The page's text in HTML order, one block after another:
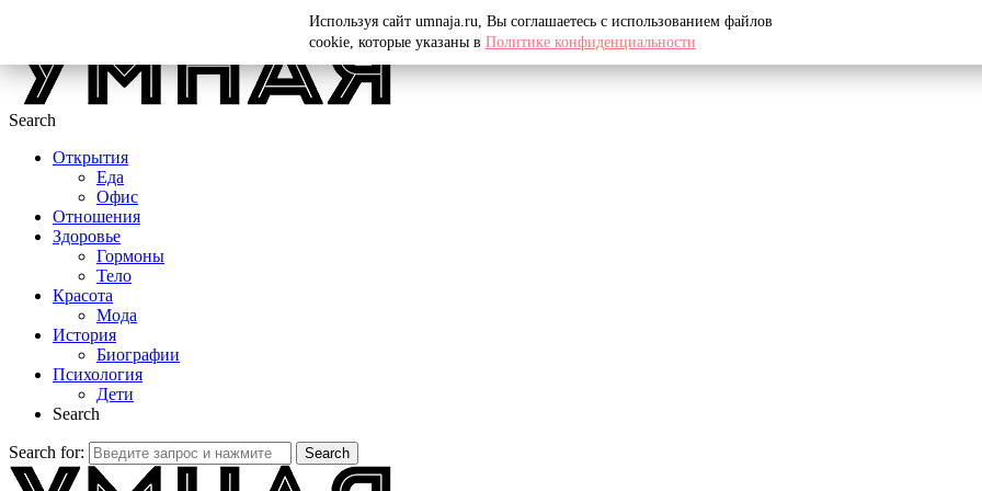
Search
Открытия
Еда
Офис
Отношения
Здоровье
Гормоны
Тело
Красота
Мода
История
Биографии
Психология
Дети
Search
Search for: Search
Используя сайт umnaja.ru, Вы соглашаетесь с использованием файлов
cookie, которые указаны в Политике конфиденциальности